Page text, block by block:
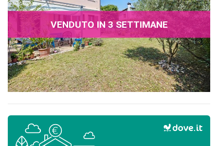
VENDUTO IN 3 SETTIMANE